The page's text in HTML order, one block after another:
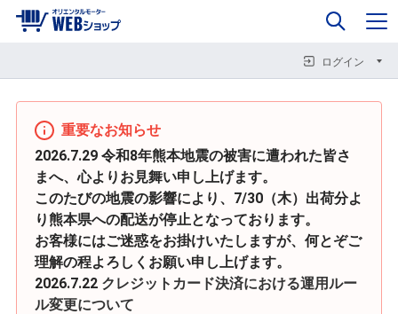
企業情報
ログイン
カート 0
重要なお知らせ
2026.7.29 令和8年熊本地震の被害に遭われた皆さ
まへ、心よりお見舞い申し上げます。
このたびの地震の影響により、7/30（木）出荷分よ
り熊本県への配送が停止となっております。
お客様にはご迷惑をお掛けいたしますが、何とぞご
理解の程よろしくお願い申し上げます。
2026.7.22 クレジットカード決済における運用ルー
ル変更について